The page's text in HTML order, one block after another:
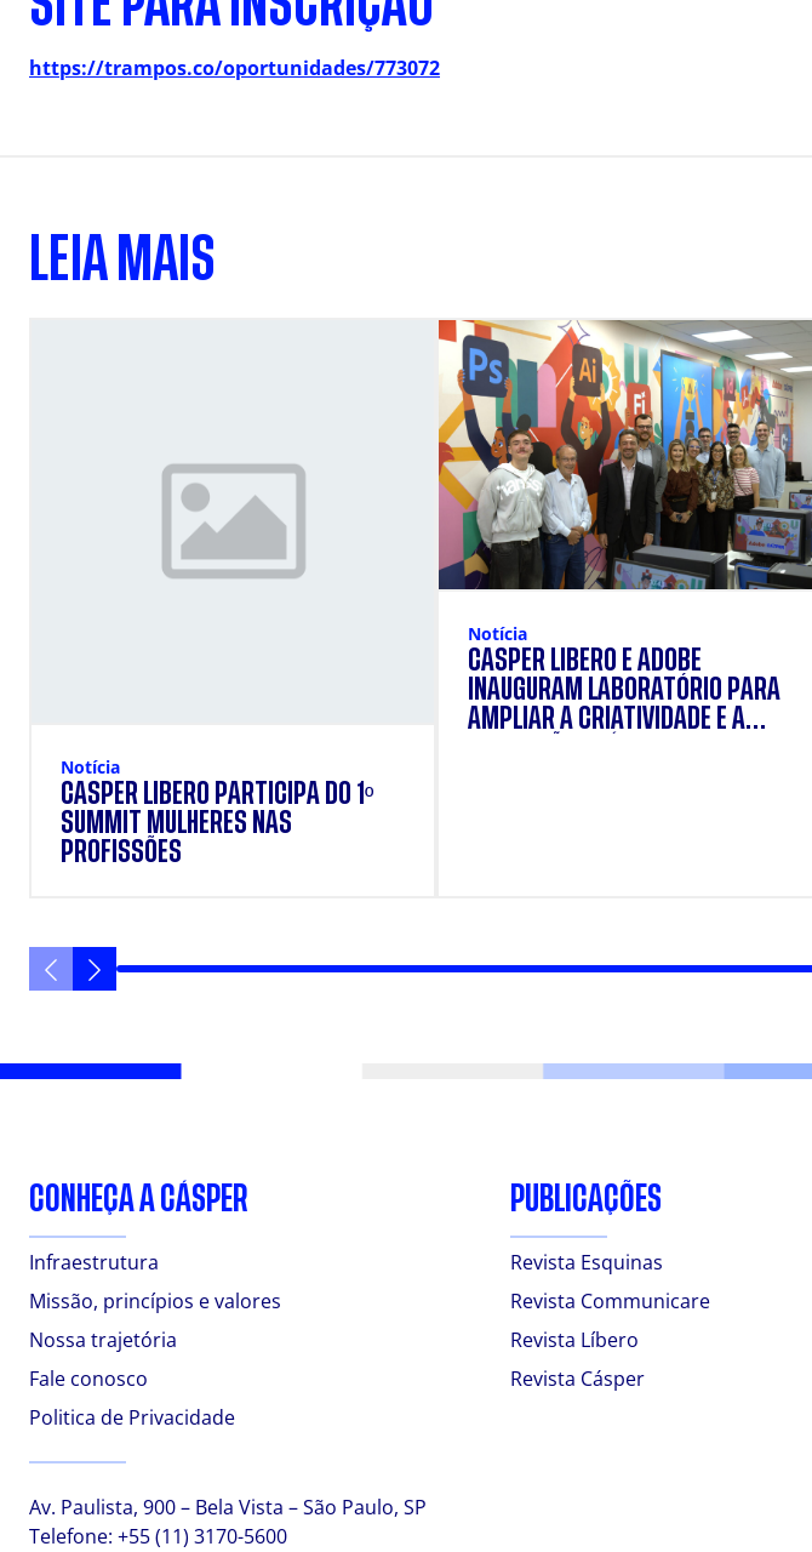
https://trampos.co/oportunidades/773072
LEIA MAIS
Notícia
CÁSPER LÍBERO PARTICIPA DO 1º
SUMMIT MULHERES NAS
PROFISSÕES
Notícia
CÁSPER LÍBERO E ADOBE
INAUGURAM LABORATÓRIO PARA
AMPLIAR A CRIATIVIDADE E A
CONHEÇA A CÁSPER
Infraestrutura
Missão, princípios e valores
Nossa trajetória
Fale conosco
Politica de Privacidade
Av. Paulista, 900 – Bela Vista – São Paulo, SP
Telefone: +55 (11) 3170-5600
PUBLICAÇÕES
Revista Esquinas
Revista Communicare
Revista Líbero
Revista Cásper